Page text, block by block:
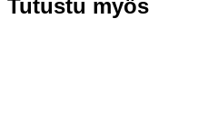
Tutustu myös